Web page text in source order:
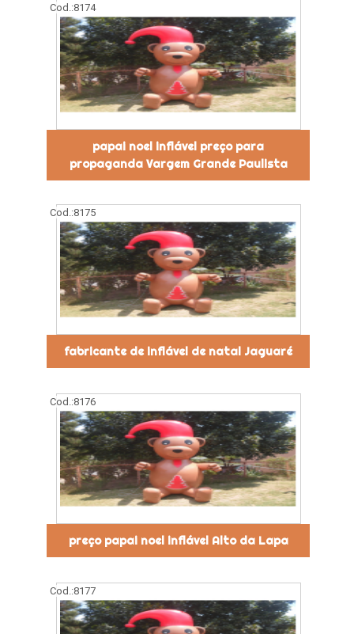
Cod.:8174
papai noel inflável preço para
propaganda Vargem Grande Paulista
Cod.:8175
fabricante de inflável de natal Jaguaré
Cod.:8176
preço papai noel inflável Alto da Lapa
Cod.:8177